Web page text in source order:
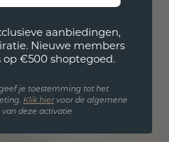
gericht op verbinding,
de tand des tijds te
symbool van liefde en
bedoeld om voor altijd te
aanbiedingen,
Nieuwe members
€500 shoptegoed.
je toestemming tot het
Klik hiervoor de algemene
deze activatie